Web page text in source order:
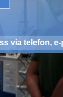
via telefon,